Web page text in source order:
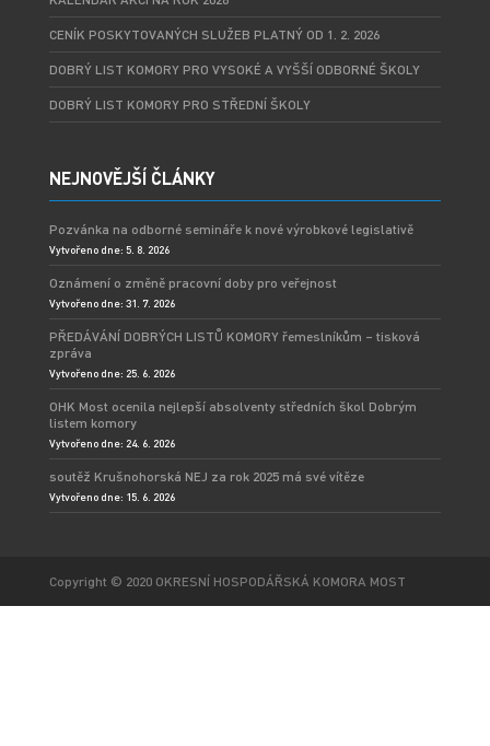
CENÍK POSKYTOVANÝCH SLUŽEB PLATNÝ OD 1. 2. 2026
DOBRÝ LIST KOMORY PRO VYSOKÉ A VYŠŠÍ ODBORNÉ ŠKOLY
DOBRÝ LIST KOMORY PRO STŘEDNÍ ŠKOLY
NEJNOVĚJŠÍ ČLÁNKY
Pozvánka na odborné semináře k nové výrobkové legislativě
Vytvořeno dne: 5. 8. 2026
Oznámení o změně pracovní doby pro veřejnost
Vytvořeno dne: 31. 7. 2026
PŘEDÁVÁNÍ DOBRÝCH LISTŮ KOMORY řemeslníkům – tisková
zpráva
Vytvořeno dne: 25. 6. 2026
OHK Most ocenila nejlepší absolventy středních škol Dobrým
listem komory
Vytvořeno dne: 24. 6. 2026
soutěž Krušnohorská NEJ za rok 2025 má své vítěze
Vytvořeno dne: 15. 6. 2026
Copyright © 2020 OKRESNÍ HOSPODÁŘSKÁ KOMORA MOST